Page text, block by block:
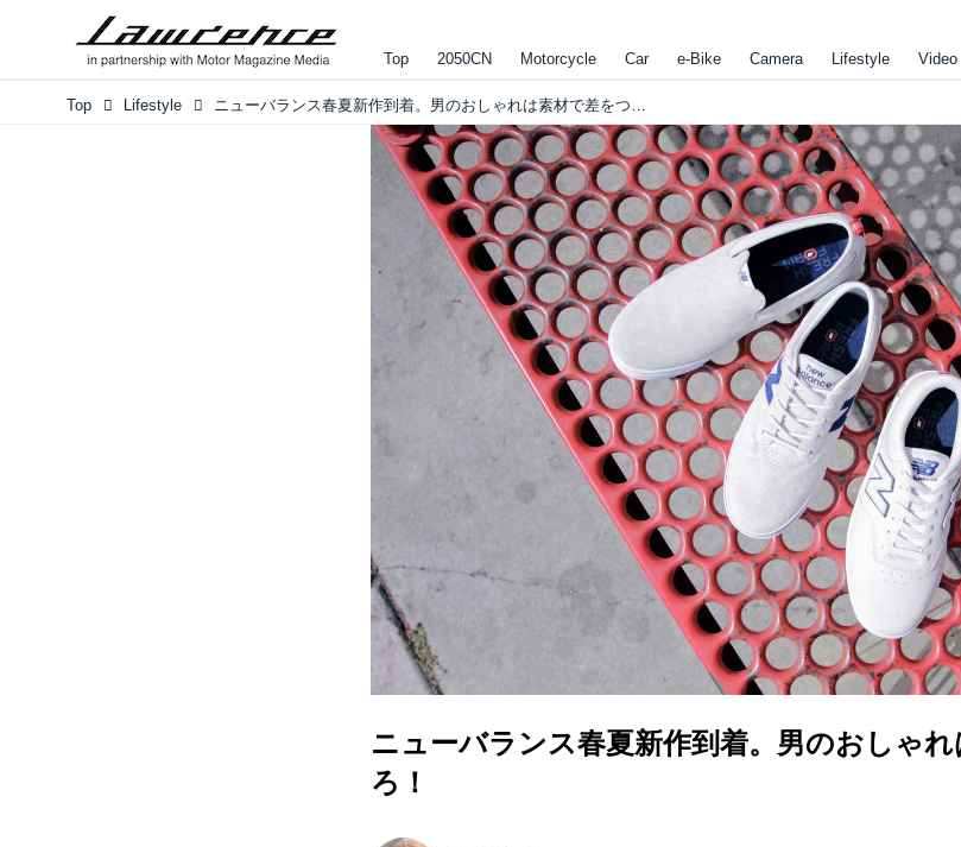
Top 2050CN Motorcycle Car e-Bike Camera Lifestyle Video
Top Lifestyle ニューバランス春夏新作到着。男のおしゃれは素材で差をつけろ！
ニューバランス春夏新作到着。男のおしゃ
ろ！